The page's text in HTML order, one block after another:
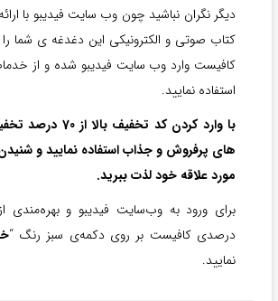
کتاب صوتی و الکترونیکی این دغدغه ی شما
کافیست وارد وب سایت فیدیبو شده و از
استفاده نمایید.
با وارد کردن کد
های پرفروش و جذاب استفاده نمایید و
مورد علاقه خود لذت ببرید.
درصدی کافیست بر روی دکمه‌ی سبز رنگ “
نمایید.